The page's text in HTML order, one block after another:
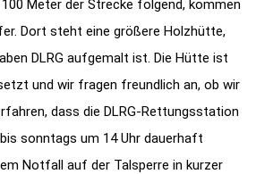
Meter der Strecke folgend, kommen
Dort steht eine größere Holzhütte,
DLRG aufgemalt ist. Die Hütte ist
und wir fragen freundlich an, ob wir
dass die DLRG-Rettungsstation
sonntags um 14 Uhr dauerhaft
Notfall auf der Talsperre in kurzer